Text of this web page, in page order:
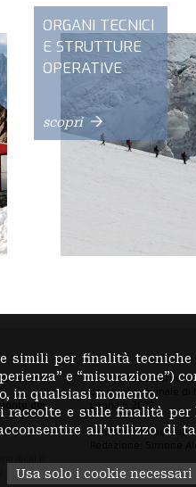
ORGANI TECNICI
E STRUTTURE
OPERATIVE
scopri
Italiano
dei
La testata
presso il Tribunale di
gennaio 2012
Direttore
simili per finalità
e “misurazione”)
in qualsiasi momento.
raccolte e sulle finalità
all’utilizzo di
Usa solo i cookie necessari